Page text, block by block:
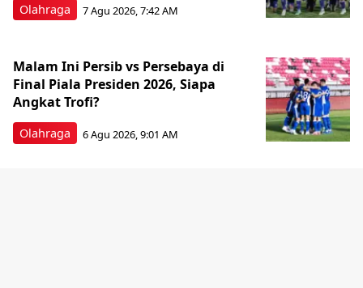
Olahraga 7 Agu 2026, 7:42 AM
Olahraga
Malam Ini Persib vs Persebaya di
Final Piala Presiden 2026, Siapa
Angkat Trofi?
6 Agu 2026, 9:01 AM